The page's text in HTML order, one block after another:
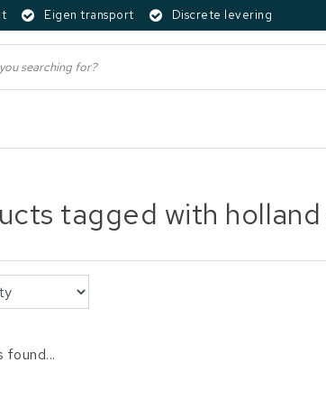
Eigen transport Discrete levering
tagged with
found...